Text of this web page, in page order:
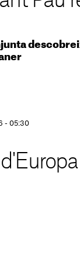
- 05:30